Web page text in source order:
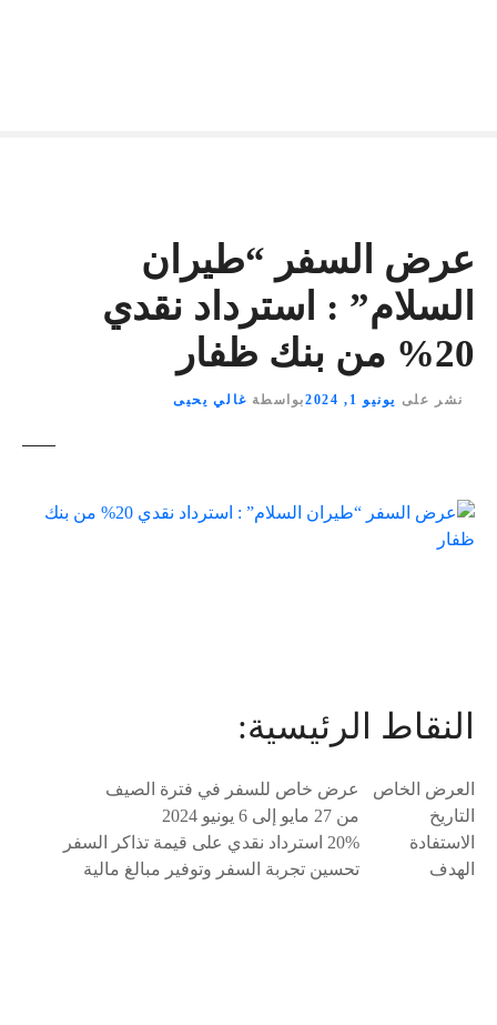
عرض السفر “طيران
السلام” : استرداد نقدي
20% من بنك ظفار
نشر على يونيو 1, 2024 بواسطة غالي يحيى
النقاط الرئيسية:
العرض الخاص
عرض خاص للسفر في فترة الصيف
التاريخ
من 27 مايو إلى 6 يونيو 2024
الاستفادة
20% استرداد نقدي على قيمة تذاكر السفر
الهدف
تحسين تجربة السفر وتوفير مبالغ مالية